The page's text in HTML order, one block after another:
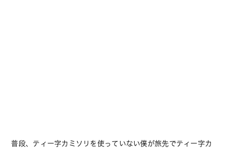
普段、ティー字カミソリを使っていない僕が旅先でティー字カ